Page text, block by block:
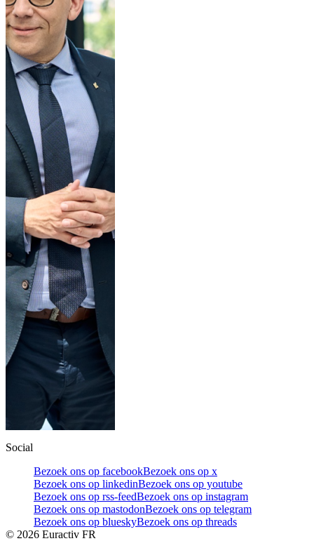
Social
Bezoek ons op facebookBezoek ons op x
Bezoek ons op linkedinBezoek ons op youtube
Bezoek ons op rss-feedBezoek ons op instagram
Bezoek ons op mastodonBezoek ons op telegram
Bezoek ons op blueskyBezoek ons op threads
© 2026 Euractiv FR